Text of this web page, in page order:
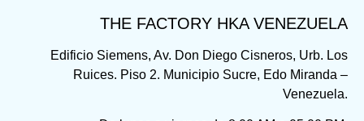
THE FACTORY HKA VENEZUELA
Edificio Siemens, Av. Don Diego Cisneros, Urb. Los
Ruices. Piso 2. Municipio Sucre, Edo Miranda –
Venezuela.